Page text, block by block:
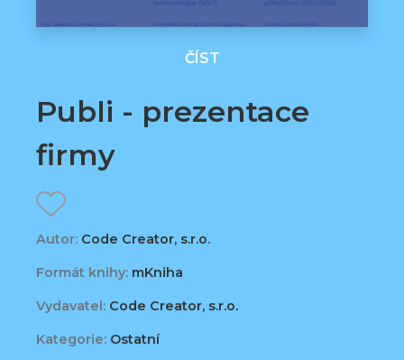
ČÍST
Publi - prezentace
firmy
Autor: Code Creator, s.r.o.
Formát knihy: mKniha
Vydavatel: Code Creator, s.r.o.
Kategorie: Ostatní